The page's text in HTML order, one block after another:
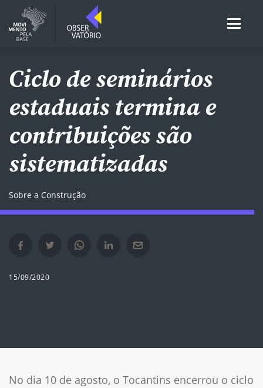
Ciclo de seminários
estaduais termina e
contribuições são
sistematizadas
Sobre a Construção
Compartilhar no Facebook em nova janela
Compartilhar no Twitter em nova janela
Compartilhar no Whatsapp em nova janela
Compartilhar no Linkedin em nova janela
Compartilhar por e-mail em nova janela
15/09/2020
No dia 10 de agosto, o Tocantins encerrou o ciclo